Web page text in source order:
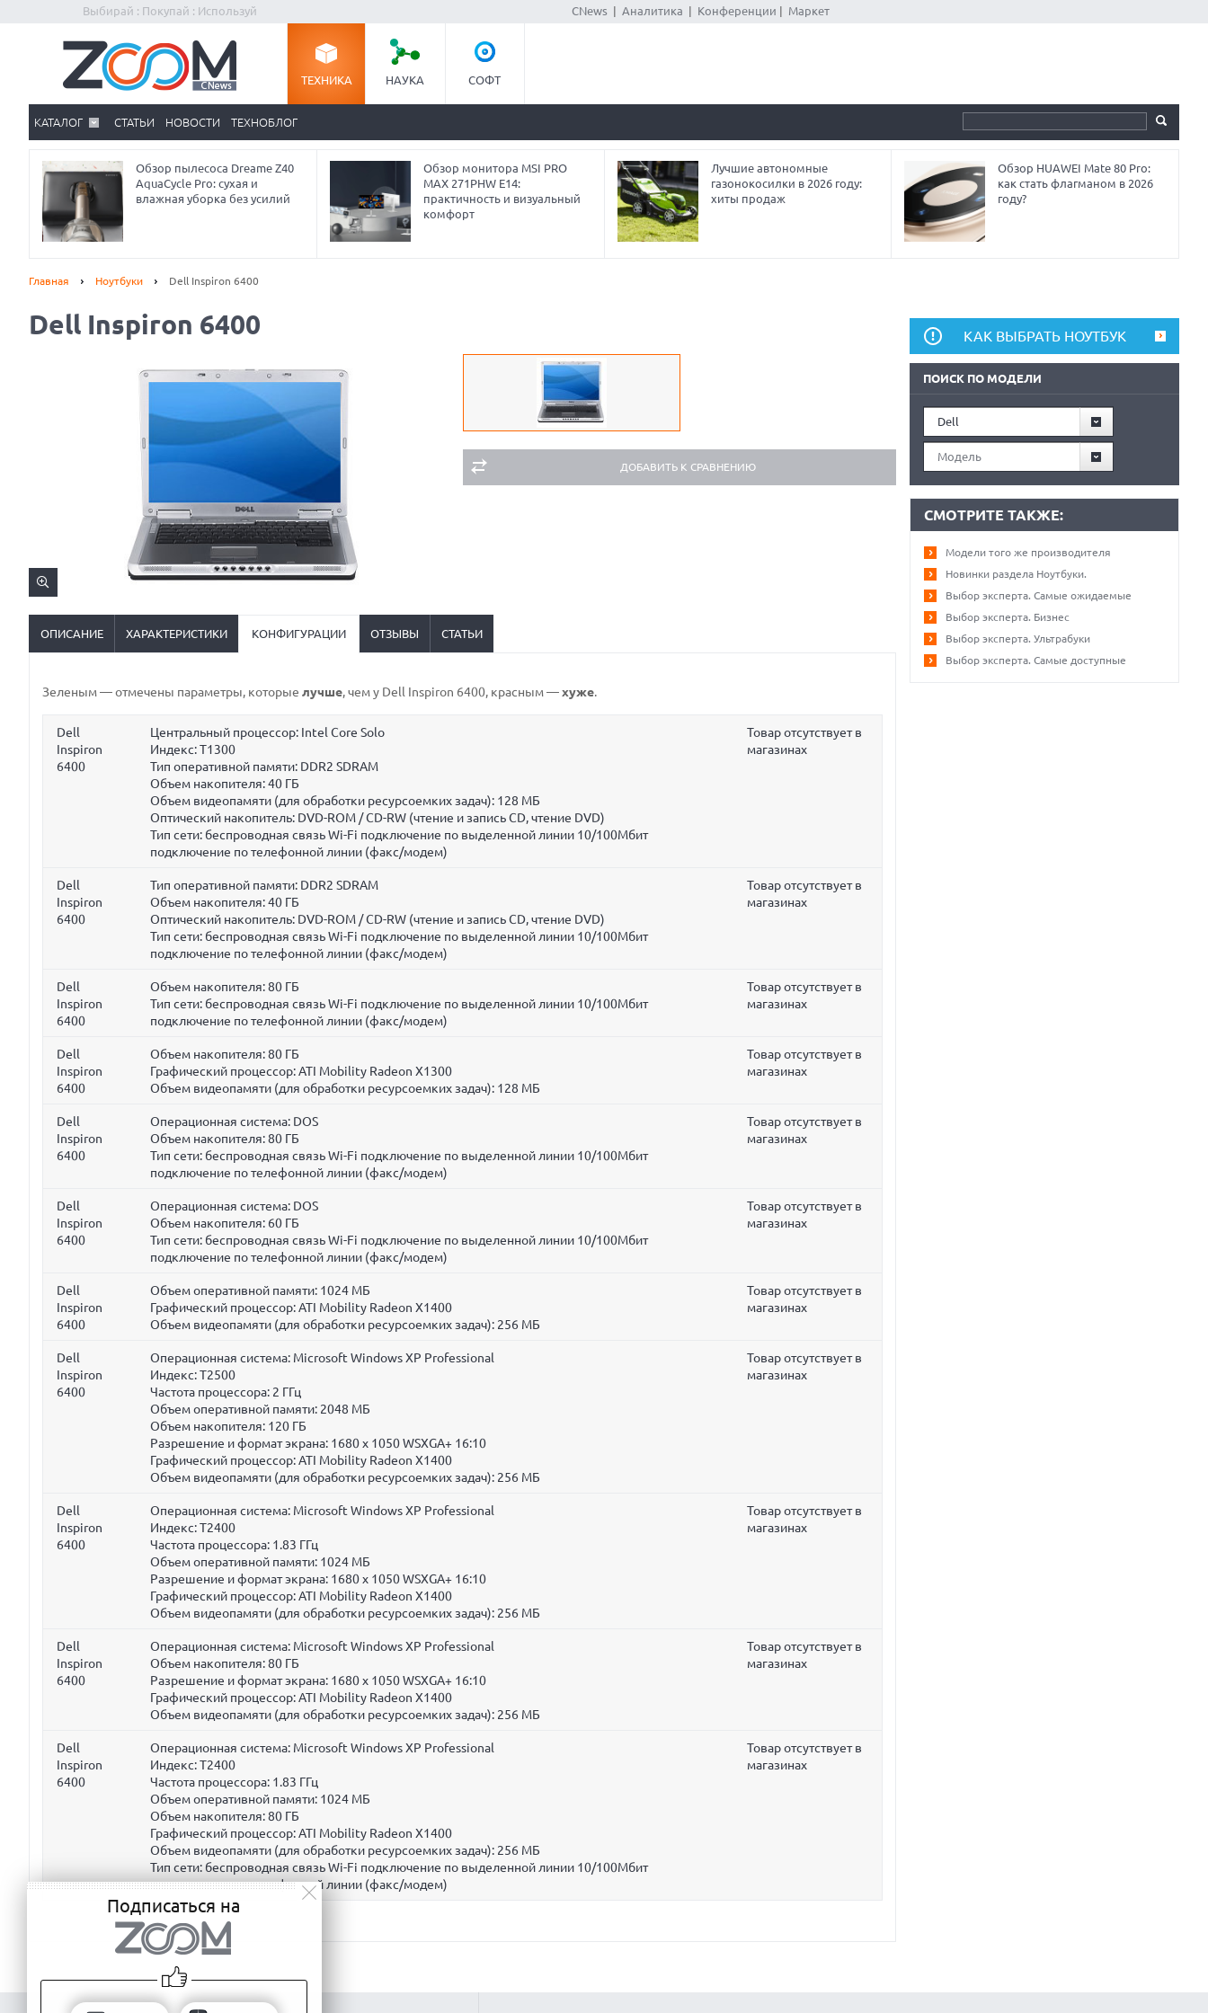
Выбирай : Покупай : Используй CNews| Аналитика Конференции Маркет
ТЕХНИКА НАУКА СОФТ
КАТАЛОГ СТАТЬИ НОВОСТИ ТЕХНОБЛОГ
Обзор пылесоса Dreame Z40
AquaCycle Pro: сухая и
влажная уборка без усилий
Обзор монитора MSI PRO
MAX 271PHW E14:
практичность и визуальный
комфорт
Лучшие автономные
газонокосилки в 2026 году:
хиты продаж
Обзор HUAWEI Mate 80 Pro:
как стать флагманом в 2026
году?
Главная Ноутбуки Dell Inspiron 6400
Dell Inspiron 6400
ДОБАВИТЬ К СРАВНЕНИЮ
ОПИСАНИЕ ХАРАКТЕРИСТИКИ КОНФИГУРАЦИИ ОТЗЫВЫ СТАТЬИ
Зеленым— отмечены параметры, которые лучше, чем у Dell Inspiron 6400, красным—хуже.
Dell
Inspiron
6400
Центральный процессор: Intel Core Solo
Индекс: T1300
Тип оперативной памяти: DDR2 SDRAM
Объем накопителя:40 ГБ
Объем видеопамяти (для обработки ресурсоемких задач): 128 МБ
Оптический накопитель: DVD-ROM / CD-RW (чтение и запись CD, чтение DVD)
Тип сети: беспроводная связь Wi-Fi подключение по выделенной линии 10/100Мбит
подключение по телефонной линии (факс/модем)
Товар отсутствует в
магазинах
Dell
Inspiron
6400
Тип оперативной памяти: DDR2 SDRAM
Объем накопителя:40 ГБ
Оптический накопитель: DVD-ROM / CD-RW (чтение и запись CD, чтение DVD)
Тип сети: беспроводная связь Wi-Fi подключение по выделенной линии 10/100Мбит
подключение по телефонной линии (факс/модем)
Товар отсутствует в
магазинах
Dell
Inspiron
6400
Объем накопителя:80 ГБ
Тип сети: беспроводная связь Wi-Fi подключение по выделенной линии 10/100Мбит
подключение по телефонной линии (факс/модем)
Товар отсутствует в
магазинах
Dell
Inspiron
6400
Объем накопителя:80 ГБ
Графический процессор: ATI Mobility Radeon X1300
Объем видеопамяти (для обработки ресурсоемких задач): 128 МБ
Товар отсутствует в
магазинах
Dell
Inspiron
6400
Операционная система: DOS
Объем накопителя:80 ГБ
Тип сети: беспроводная связь Wi-Fi подключение по выделенной линии 10/100Мбит
подключение по телефонной линии (факс/модем)
Товар отсутствует в
магазинах
Dell
Inspiron
6400
Операционная система: DOS
Объем накопителя: 60 ГБ
Тип сети: беспроводная связь Wi-Fi подключение по выделенной линии 10/100Мбит
подключение по телефонной линии (факс/модем)
Товар отсутствует в
магазинах
Dell
Inspiron
6400
Объем оперативной памяти: 1024 МБ
Графический процессор: ATI Mobility Radeon X1400
Объем видеопамяти (для обработки ресурсоемких задач): 256 МБ
Товар отсутствует в
магазинах
Dell
Inspiron
6400
Операционная система: Microsoft Windows XP Professional
Индекс: T2500
Частота процессора: 2 ГГц
Объем оперативной памяти: 2048 МБ
Объем накопителя: 120 ГБ
Разрешение и формат экрана: 1680 x 1050 WSXGA+ 16:10
Графический процессор: ATI Mobility Radeon X1400
Объем видеопамяти (для обработки ресурсоемких задач): 256 МБ
Товар отсутствует в
магазинах
Dell
Inspiron
6400
Операционная система: Microsoft Windows XP Professional
Индекс: T2400
Частота процессора: 1.83 ГГц
Объем оперативной памяти: 1024 МБ
Разрешение и формат экрана: 1680 x 1050 WSXGA+ 16:10
Графический процессор: ATI Mobility Radeon X1400
Объем видеопамяти (для обработки ресурсоемких задач): 256 МБ
Товар отсутствует в
магазинах
Dell
Inspiron
6400
Операционная система: Microsoft Windows XP Professional
Объем накопителя:80 ГБ
Разрешение и формат экрана: 1680 x 1050 WSXGA+ 16:10
Графический процессор: ATI Mobility Radeon X1400
Объем видеопамяти (для обработки ресурсоемких задач): 256 МБ
Товар отсутствует в
магазинах
Dell
Inspiron
6400
Операционная система: Microsoft Windows XP Professional
Индекс: T2400
Частота процессора: 1.83 ГГц
Объем оперативной памяти: 1024 МБ
Объем накопителя:80 ГБ
Графический процессор: ATI Mobility Radeon X1400
Объем видеопамяти (для обработки ресурсоемких задач): 256 МБ
Тип сети: беспроводная связь Wi-Fi подключение по выделенной линии 10/100Мбит
подключение по телефонной линии (факс/модем)
Товар отсутствует в
магазинах
КАК ВЫБРАТЬ НОУТБУК
ПОИСК ПО МОДЕЛИ
Dell
Модель
СМОТРИТЕ ТАКЖЕ:
Модели того же производителя
Новинки раздела Ноутбуки.
Выбор эксперта. Самые ожидаемые
Выбор эксперта. Бизнес
Выбор эксперта. Ультрабуки
Выбор эксперта. Самые доступные
Подписаться на